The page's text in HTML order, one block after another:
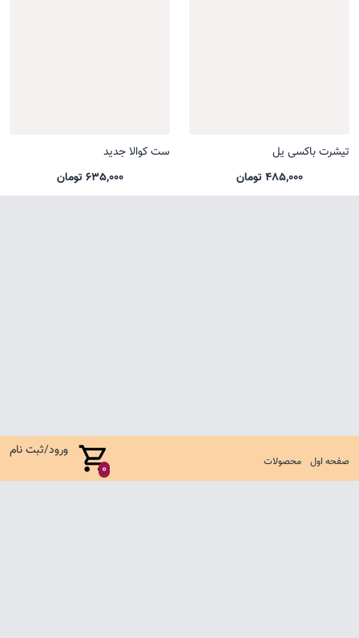
صفحه اول محصولات 0
ورود/ثبت نام
تیشرت باکسی یل
485,000 تومان
ست کوالا جدید
635,000 تومان